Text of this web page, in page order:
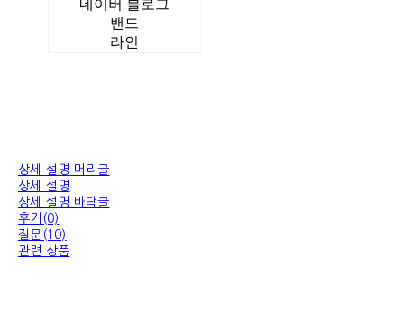
네이버 블로그
밴드
라인
상세 설명 머리글
상세 설명
상세 설명 바닥글
후기(0)
질문(10)
관련 상품